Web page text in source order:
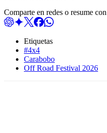
Comparte en redes o resume
Etiquetas
#4x4
Carabobo
Off Road Festival 2026